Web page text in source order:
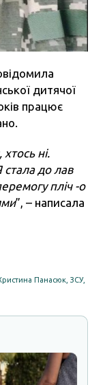
дитячої
працює
ні.
до лав
пліч -о
”, – написала
Панасюк,ЗСУ,